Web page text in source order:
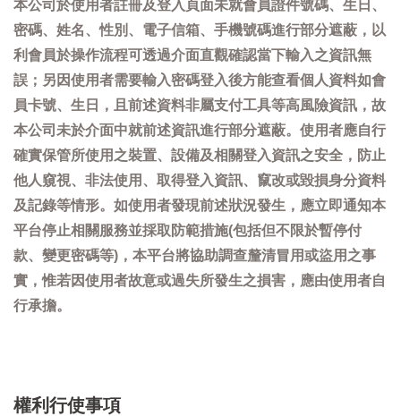
本公司於使用者註冊及登入頁面未就會員證件號碼、生日、
密碼、姓名、性別、電子信箱、手機號碼進行部分遮蔽，以
利會員於操作流程可透過介面直觀確認當下輸入之資訊無
誤；另因使用者需要輸入密碼登入後方能查看個人資料如會
員卡號、生日，且前述資料非屬支付工具等高風險資訊，故
本公司未於介面中就前述資訊進行部分遮蔽。使用者應自行
確實保管所使用之裝置、設備及相關登入資訊之安全，防止
他人窺視、非法使用、取得登入資訊、竄改或毀損身分資料
及記錄等情形。如使用者發現前述狀況發生，應立即通知本
平台停止相關服務並採取防範措施(包括但不限於暫停付
款、變更密碼等)，本平台將協助調查釐清冒用或盜用之事
實，惟若因使用者故意或過失所發生之損害，應由使用者自
行承擔。
權利行使事項